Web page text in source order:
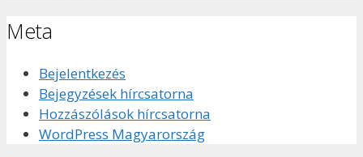
Meta
Bejelentkezés
Bejegyzések hírcsatorna
Hozzászólások hírcsatorna
WordPress Magyarország